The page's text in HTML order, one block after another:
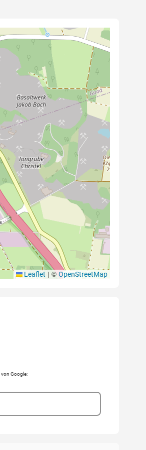
Leaflet | ©OpenStreetMap
Google: